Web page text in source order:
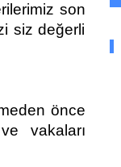
son
siz değerli
önce
vakaları